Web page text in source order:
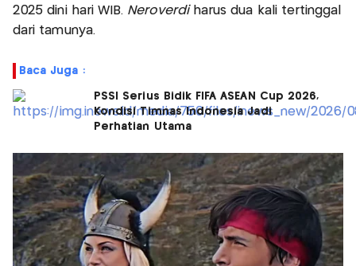
2025 dini hari WIB. Neroverdi harus dua kali tertinggal
dari tamunya.
Baca Juga :
PSSI Serius Bidik FIFA ASEAN Cup 2026,
Kondisi Timnas Indonesia Jadi
Perhatian Utama